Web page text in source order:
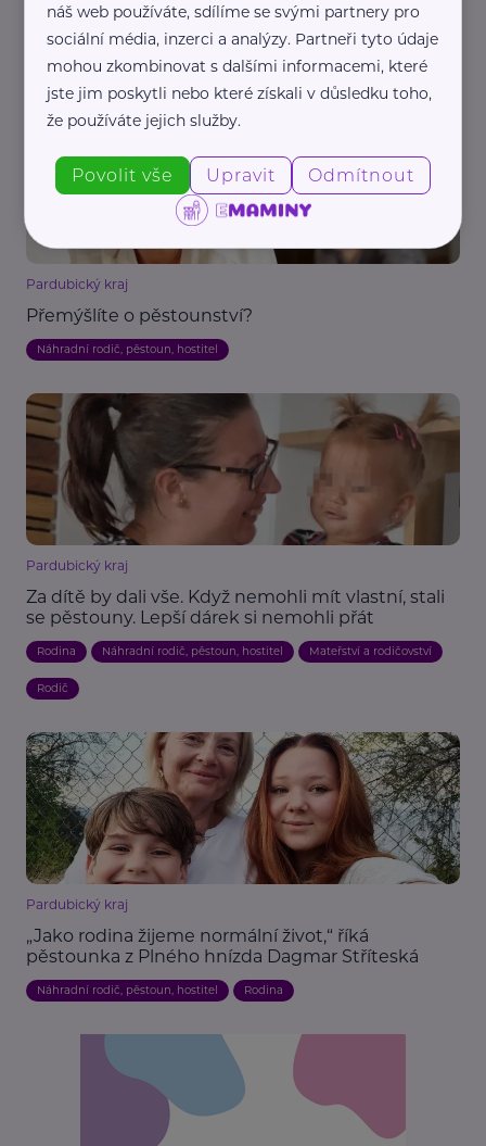
Související články
Pardubický kraj
Přemýšlíte o pěstounství?
Náhradní rodič, pěstoun, hostitel
Pardubický kraj
Za dítě by dali vše. Když nemohli mít vlastní, stali
se pěstouny. Lepší dárek si nemohli přát
Rodina Náhradní rodič, pěstoun, hostitel Mateřství a rodičovství
Rodič
Pardubický kraj
„Jako rodina žijeme normální život,“ říká
pěstounka z Plného hnízda Dagmar Stříteská
Náhradní rodič, pěstoun, hostitel Rodina
náš web používáte, sdílíme se svými partnery pro
sociální média, inzerci a analýzy. Partneři tyto údaje
mohou zkombinovat s dalšími informacemi, které
jste jim poskytli nebo které získali v důsledku toho,
že používáte jejich služby.
Povolit vše Upravit Odmítnout